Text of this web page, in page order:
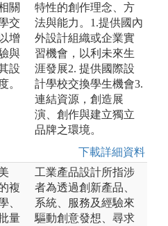
關
交
增
與
設
。
特性的創作理念、方
法與能力。1.提供國內
外設計組織或企業實
習機會，以利未來生
涯發展2. 提供國際設
計學校交換學生機會3.
連結資源，創造展
演、創作與建立獨立
品牌之環境。
下載詳細資料
複
、
量
工業產品設計所指涉
者為透過創新產品、
系統、服務及經驗來
驅動創意發想、尋求